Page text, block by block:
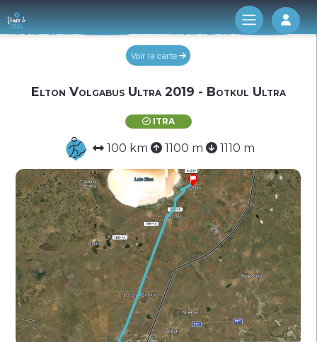
Log
Voir la carte
Elton Volgabus Ultra 2019 - Botkul Ultra
ITRA
100 km 1100 m 1110 m